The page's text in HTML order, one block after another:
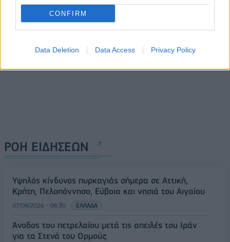
CONFIRM
Data Deletion Data Access Privacy Policy
ΡΟΗ ΕΙΔΗΣΕΩΝ
Υψηλός κίνδυνος πυρκαγιάς σήμερα σε Αττική,
Κρήτη, Πελοπόννησο, Εύβοια και νησιά του Αιγαίου
07/08/2026 - 08:30 ΕΛΛΑΔΑ
Άνοδος του πετρελαίου μετά τις απειλές του Ιράν
για τα Στενά του Ορμούζ